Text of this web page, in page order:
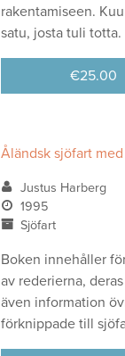
rakentamiseen.
satu, josta tuli totta.
€25.00
Åländsk sjöfart
Justus Harberg
1995
Sjöfart
Boken innehåller
av rederierna,
även information
förknippade till